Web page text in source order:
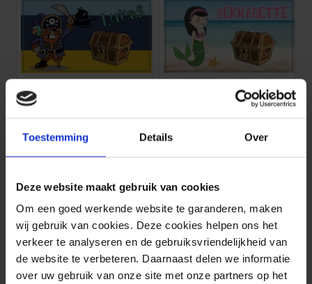
Toestemming Details Over
Deze website maakt gebruik van cookies
Om een goed werkende website te garanderen, maken
wij gebruik van cookies. Deze cookies helpen ons het
verkeer te analyseren en de gebruiksvriendelijkheid van
de website te verbeteren. Daarnaast delen we informatie
over uw gebruik van onze site met onze partners op het
1 stuks 180 x 100 cm 1 stuks 180 x 100 cm
Badlaken met eigen naam